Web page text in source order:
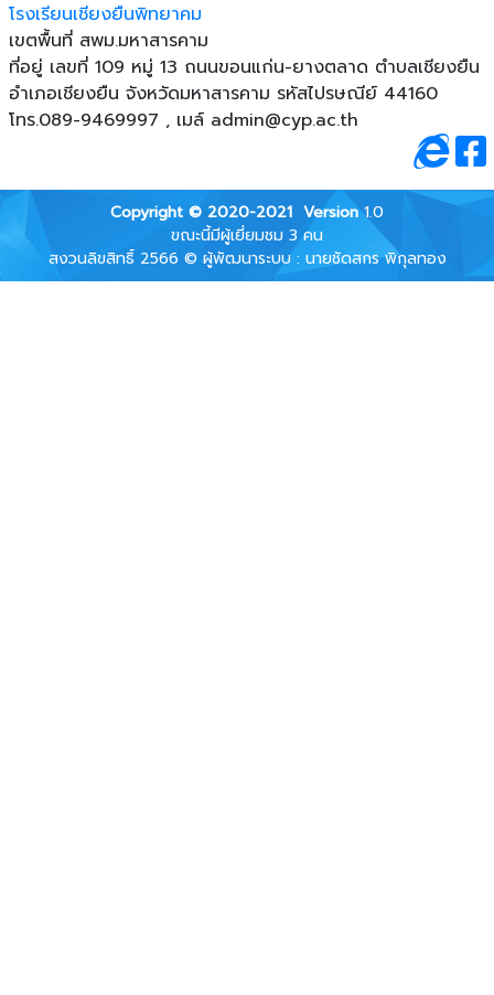
โรงเรียนเชียงยืนพิทยาคม
เขตพื้นที่ สพม.มหาสารคาม
ที่อยู่ เลขที่ 109 หมู่ 13 ถนนขอนแก่น-ยางตลาด ตําบลเชียงยืน
อําเภอเชียงยืน จังหวัดมหาสารคาม รหัสไปรษณีย์ 44160
โทร.089-9469997 , เมล์ admin@cyp.ac.th
Copyright © 2020-2021 Version1.0
ขณะนี้มีผู้เยี่ยมชม 3 คน
สงวนลิขสิทธิ์ 2566 © ผู้พัฒนาระบบ : นายชัดสกร พิกุลทอง